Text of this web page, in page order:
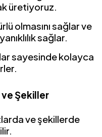
üretiyoruz.
olmasını sağlar ve
sağlar.
sayesinde kolayca
Şekiller
ve şekillerde